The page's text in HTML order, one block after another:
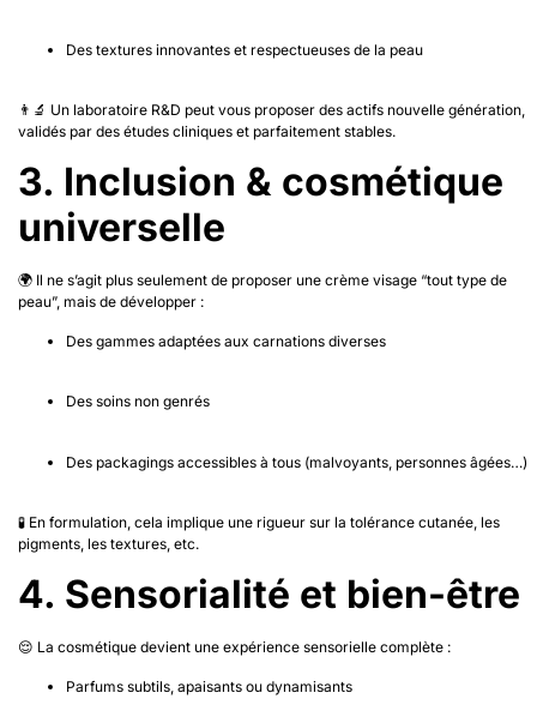
Des textures innovantes et respectueuses de la peau
👨‍🔬 Un laboratoire R&D peut vous proposer des actifs nouvelle génération,
validés par des études cliniques et parfaitement stables.
3. Inclusion & cosmétique
universelle
🌍 Il ne s’agit plus seulement de proposer une crème visage “tout type de
peau”, mais de développer :
Des gammes adaptées aux carnations diverses
Des soins non genrés
Des packagings accessibles à tous (malvoyants, personnes âgées…)
🧪 En formulation, cela implique une rigueur sur la tolérance cutanée, les
pigments, les textures, etc.
4. Sensorialité et bien-être
😌 La cosmétique devient une expérience sensorielle complète :
Parfums subtils, apaisants ou dynamisants